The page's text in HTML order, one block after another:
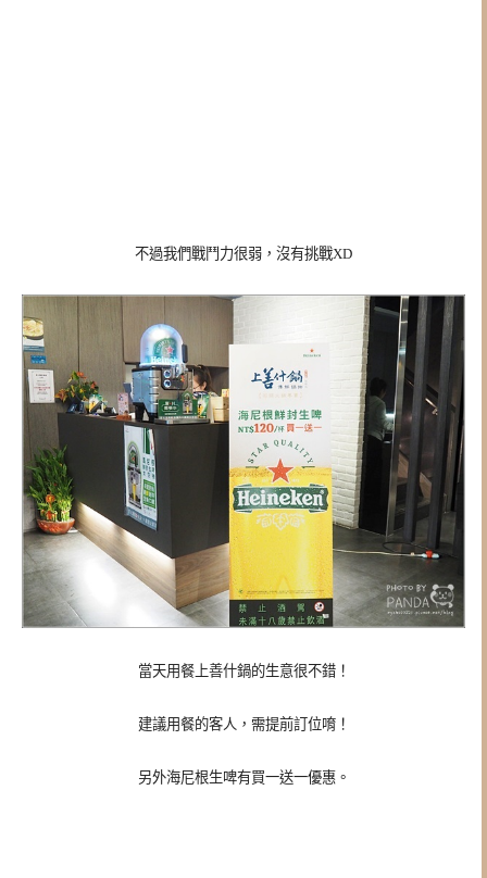
不過我們戰鬥力很弱，沒有挑戰XD
當天用餐上善什鍋的生意很不錯！
建議用餐的客人，需提前訂位唷！
另外海尼根生啤有買一送一優惠。